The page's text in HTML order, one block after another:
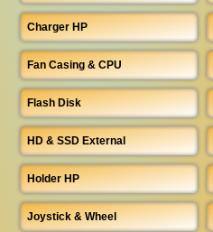
Charger HP
Fan Casing & CPU
Flash Disk
HD & SSD External
Holder HP
Joystick & Wheel